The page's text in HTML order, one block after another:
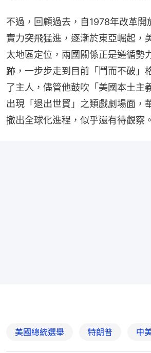
不過，回顧過去，自1978年改革開
實力突飛猛進，逐漸於東亞崛起，
太地區定位，兩國關係正是遵循勢
跡，一步步走到目前「鬥而不破」
了主人，儘管他鼓吹「美國本土主
出現「退出世貿」之類戲劇場面，
撤出全球化進程，似乎還有待觀察。
美國總統選舉 特朗普 中